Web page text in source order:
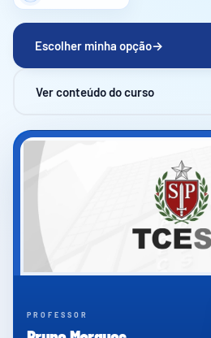
PROFESSOR
Escolher minha opção→
Ver conteúdo do curso